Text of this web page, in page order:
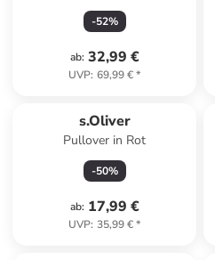
-52%
ab: 32,99 €
UVP: 69,99 €*
s.Oliver
Pullover in Rot
-50%
ab: 17,99 €
UVP: 35,99 €*